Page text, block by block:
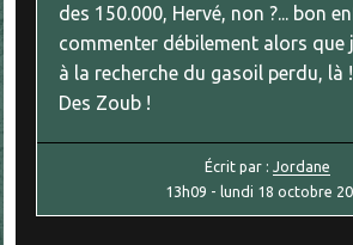
des 150.000, Hervé, non ?... bon
commenter débilement alors que
à la recherche du gasoil perdu, là
Des Zoub !
Écrit par :Jordane
13h09 - lundi 18 octobre